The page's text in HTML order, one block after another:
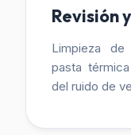
Revisión
Limpieza
pasta
del ruido de